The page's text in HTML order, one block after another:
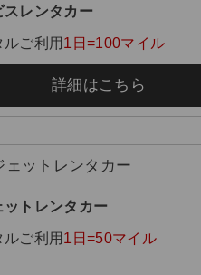
スレンタカー
ルご利用 1日=100マイル
詳細はこちら
ットレンタカー
ルご利用 1日=50マイル